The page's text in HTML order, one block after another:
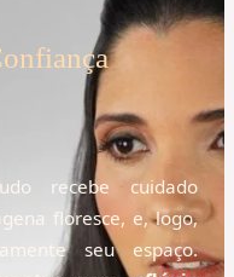
recebe cuidado
floresce, e, logo,
seu espaço.